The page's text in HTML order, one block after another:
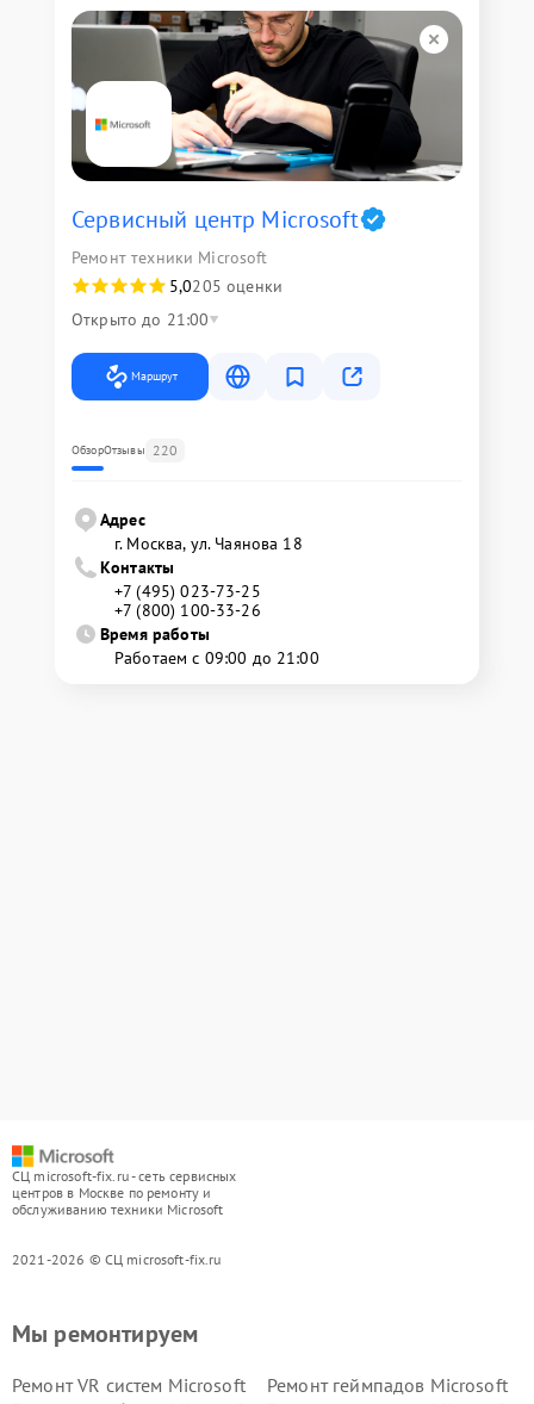
Сервисный центр Microsoft
Ремонт техники Microsoft
5,0205 оценки
Открыто до 21:00
Маршрут
ОбзорОтзывы 220
Адрес
г. Москва, ул. Чаянова 18
Контакты
+7 (495) 023-73-25
+7 (800) 100-33-26
Время работы
Работаем с 09:00 до 21:00
СЦ microsoft-fix.ru - сеть сервисных
центров в Москве по ремонту и
обслуживанию техники Microsoft
2021-2026 © СЦ microsoft-fix.ru
Мы ремонтируем
Ремонт VR систем Microsoft
Ремонт геймпадов Microsoft